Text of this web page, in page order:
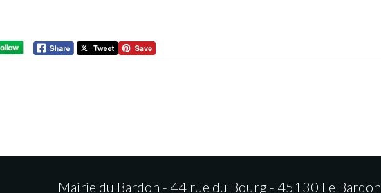
Mairie du Bardon - 44 rue du Bourg - 45130 Le Bardon